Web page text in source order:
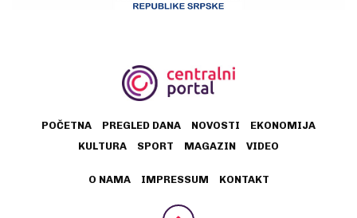
POČETNA PREGLED DANA NOVOSTI
EKONOMIJA
KULTURA
SPORT MAGAZIN VIDEO
O NAMA IMPRESSUM KONTAKT